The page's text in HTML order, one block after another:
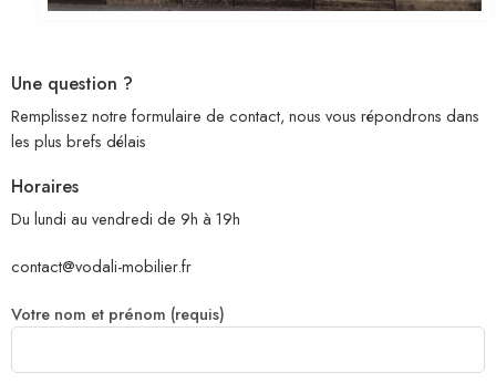
Une question ?
Remplissez notre formulaire de contact, nous vous répondrons dans
les plus brefs délais
Horaires
Du lundi au vendredi de 9h à 19h
contact@vodali-mobilier.fr
Votre nom et prénom (requis)